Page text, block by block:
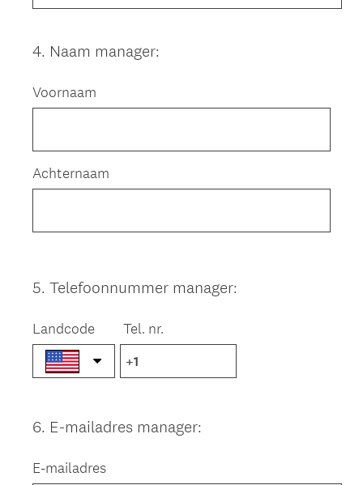
Question
4. Naam manager:
Voornaam
Achternaam
Question
5. Telefoonnummer manager:
Landcode Tel. nr.
Question
6. E-mailadres manager:
E-mailadres